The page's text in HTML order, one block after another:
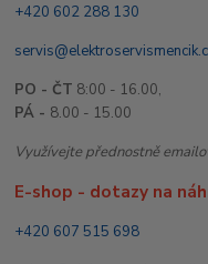
+420 602 288 130
PO - ČT 8:00 - 16.00,
PÁ - 8.00 - 15.00
Využívejte přednostně
E-shop - dotazy na
+420 607 515 698